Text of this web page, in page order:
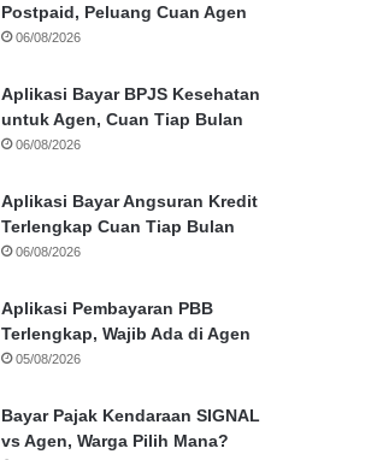
Postpaid, Peluang Cuan Agen
06/08/2026
Aplikasi Bayar BPJS Kesehatan
untuk Agen, Cuan Tiap Bulan
06/08/2026
Aplikasi Bayar Angsuran Kredit
Terlengkap Cuan Tiap Bulan
06/08/2026
Aplikasi Pembayaran PBB
Terlengkap, Wajib Ada di Agen
05/08/2026
Bayar Pajak Kendaraan SIGNAL
vs Agen, Warga Pilih Mana?